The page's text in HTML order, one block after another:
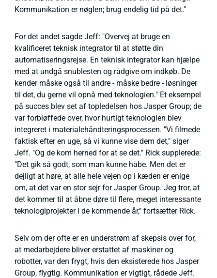
Kommunikation er nøglen; brug endelig tid på det."
For det andet sagde Jeff: "Overvej at bruge en
kvalificeret teknisk integrator til at støtte din
automatiseringsrejse. En teknisk integrator kan hjælpe
med at undgå snublesten og rådgive om indkøb. De
kender måske også til andre - måske bedre - løsninger
til det, du gerne vil opnå med teknologien." Et eksempel
på succes blev set af topledelsen hos Jasper Group; de
var forbløffede over, hvor hurtigt teknologien blev
integreret i materialehåndteringsprocessen. "Vi filmede
faktisk efter en uge, så vi kunne vise dem det," siger
Jeff. "Og de kom herned for at se det." Rick supplerede:
"Det gik så godt, som man kunne håbe. Men det er
dejligt at høre, at alle hele vejen op i kæden er enige
om, at det var en stor sejr for Jasper Group. Jeg tror, at
det kommer til at åbne døre til flere, meget interessante
teknologiprojekter i de kommende år," fortsætter Rick.
Selv om der ofte er en understrøm af skepsis over for,
at medarbejdere bliver erstattet af maskiner og
robotter, var den frygt, hvis den eksisterede hos Jasper
Group, flygtig. Kommunikation er vigtigt, rådede Jeff.